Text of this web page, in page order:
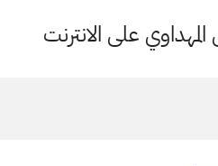
على الانترنت